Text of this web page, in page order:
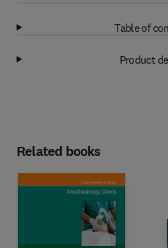
Table of
Product
Related books